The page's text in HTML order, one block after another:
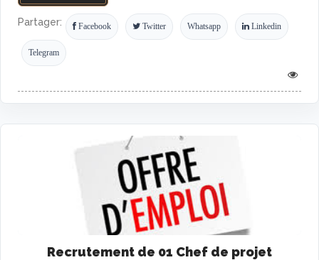
Partager: Facebook Twitter Whatsapp Linkedin
Telegram
Recrutement de 01 Chef de projet